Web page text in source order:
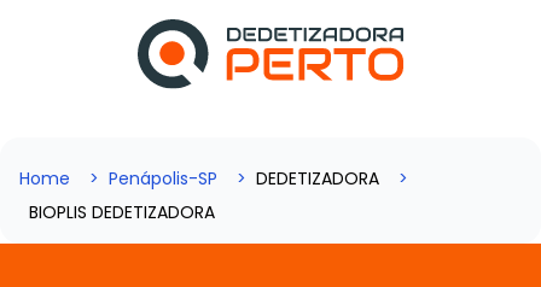
Home Penápolis-SP
DEDETIZADORA
BIOPLIS DEDETIZADORA